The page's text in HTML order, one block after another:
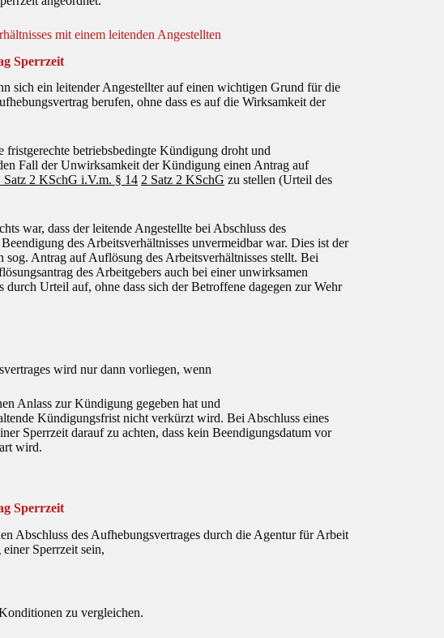
mit einem leitenden Angestellten
Sperrzeit
sich ein leitender Angestellter auf einen wichtigen Grund für die
berufen, ohne dass es auf die Wirksamkeit der
fristgerechte betriebsbedingte Kündigung droht und
Fall der Unwirksamkeit der Kündigung einen Antrag auf
Satz 2 KSchG i.V.m. § 14 2 Satz 2 KSchG zu stellen (Urteil des
war, dass der leitende Angestellte bei Abschluss des
des Arbeitsverhältnisses unvermeidbar war. Dies ist der
Antrag auf Auflösung des Arbeitsverhältnisses stellt. Bei
des Arbeitgebers auch bei einer unwirksamen
Urteil auf, ohne dass sich der Betroffene dagegen zur Wehr
wird nur dann vorliegen, wenn
Anlass zur Kündigung gegeben hat und
Kündigungsfrist nicht verkürzt wird. Bei Abschluss eines
Sperrzeit darauf zu achten, dass kein Beendigungsdatum vor
wird.
Sperrzeit
Abschluss des Aufhebungsvertrages durch die Agentur für Arbeit
Sperrzeit sein,
zu vergleichen.